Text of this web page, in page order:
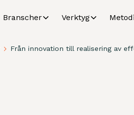
Branscher Verktyg
Från innovation till realisering av